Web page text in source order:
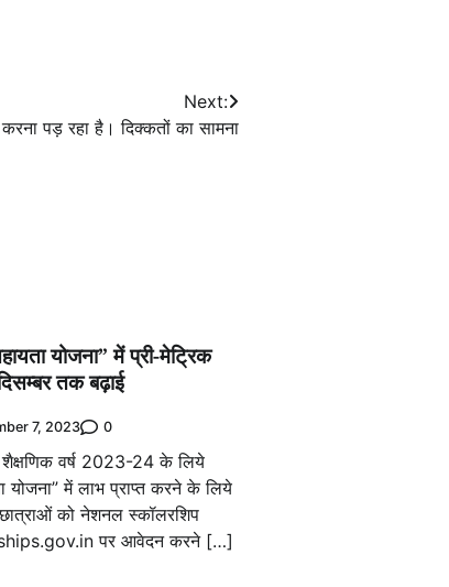
Next:
पड़ रहा है। दिक्कतों का सामना
योजना” में प्री-मेट्रिक
तक बढ़ाई
7, 2023 0
शैक्षणिक वर्ष 2023-24 के लिये
योजना” में लाभ प्राप्त करने के लिये
को नेशनल स्कॉलरशिप
पर आवेदन करने […]